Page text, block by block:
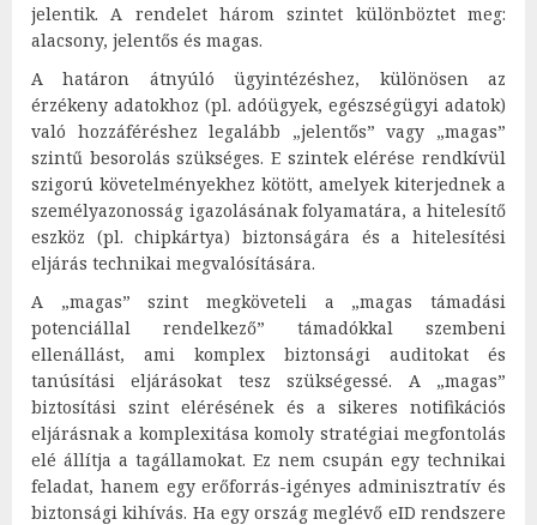
jelentik. A rendelet három szintet különböztet meg:
alacsony, jelentős és magas.
A határon átnyúló ügyintézéshez, különösen az
érzékeny adatokhoz (pl. adóügyek, egészségügyi adatok)
való hozzáféréshez legalább „jelentős” vagy „magas”
szintű besorolás szükséges. E szintek elérése rendkívül
szigorú követelményekhez kötött, amelyek kiterjednek a
személyazonosság igazolásának folyamatára, a hitelesítő
eszköz (pl. chipkártya) biztonságára és a hitelesítési
eljárás technikai megvalósítására.
A „magas” szint megköveteli a „magas támadási
potenciállal rendelkező” támadókkal szembeni
ellenállást, ami komplex biztonsági auditokat és
tanúsítási eljárásokat tesz szükségessé. A „magas”
biztosítási szint elérésének és a sikeres notifikációs
eljárásnak a komplexitása komoly stratégiai megfontolás
elé állítja a tagállamokat. Ez nem csupán egy technikai
feladat, hanem egy erőforrás-igényes adminisztratív és
biztonsági kihívás. Ha egy ország meglévő eID rendszere